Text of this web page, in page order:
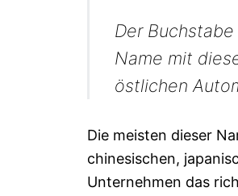
Der
Name mit
östlichen
Die meisten dieser
chinesischen,
Unternehmen das